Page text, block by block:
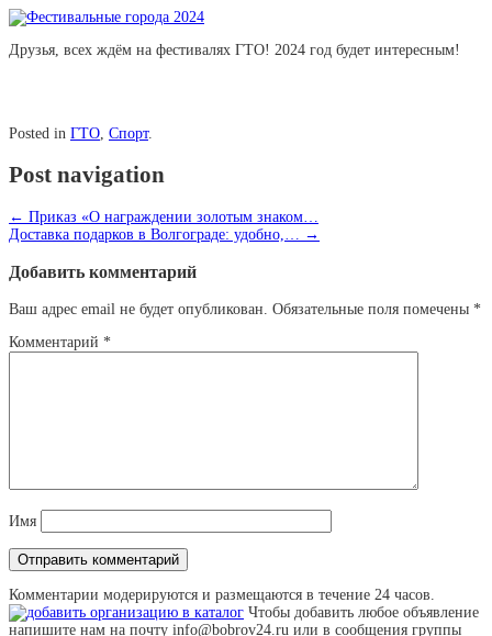
Друзья, всех ждём на фестивалях ГТО! 2024 год будет интересным!
Posted in ГТО Спорт.
Post navigation
← Приказ «О награждении золотым знаком…
Доставка подарков в Волгограде: удобно,…
→
Добавить комментарий
Ваш адрес email не будет опубликован. Обязательные поля помечены *
Комментарий *
Имя
Комментарии модерируются и размещаются в течение 24 часов.
Чтобы добавить любое объявление
напишите нам на почту info@bobrov24.ru или в сообщения группы